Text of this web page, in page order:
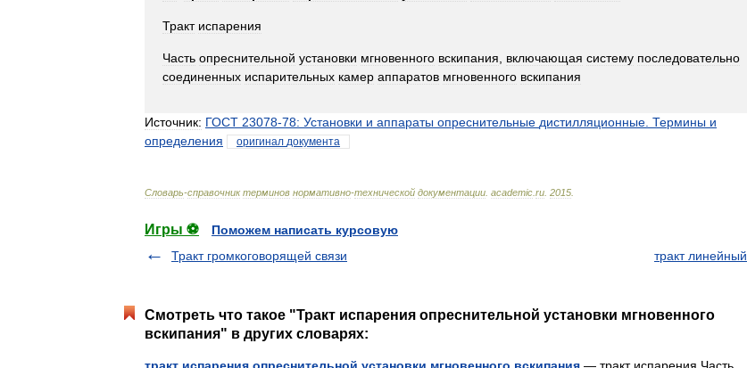
Тракт испарения
Часть опреснительной установки мгновенного вскипания включающая систему последовательно
соединенных испарительных камер аппаратов мгновенного вскипания
Источник: ГОСТ 23078-78: Установки и аппараты опреснительные дистилляционные Термины и
определения
оригинал документа
Словарь-справочник терминов нормативно-технической документации academic ru 2015
Игры ⚽
Поможем написать курсовую
Тракт громкоговорящей связи
тракт линейный
Смотреть что такое "Тракт испарения опреснительной установки мгновенного
вскипания" в других словарях: